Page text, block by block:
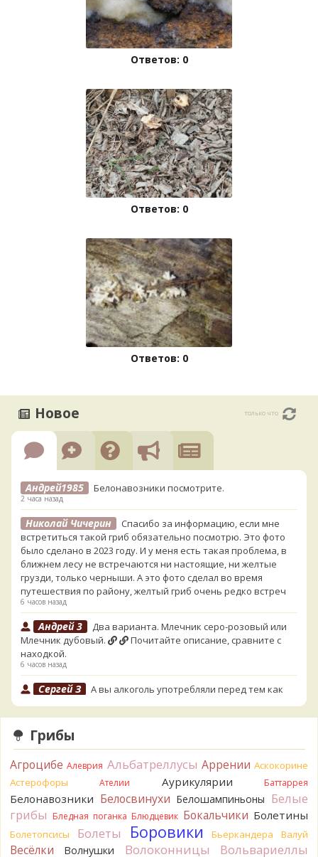
Ответов: 0
Ответов: 0
Ответов: 0
Новое только что
Андрей1985 Белонавозники посмотрите.
2 часа назад
Николай Чичерин
Спасибо за информацию, если мне
встретиться такой гриб обязательно посмотрю. Это фото
было сделано в 2023 году. И у меня есть такая проблема, в
ближнем лесу не встречаются ни настоящие, ни желтые
грузди, только черныши. А это фото сделал во время
путешествия по району, желтый гриб очень редко встреч
6 часов назад
Андрей 3
Два варианта. Млечник серо-розовый или
Млечник дубовый.
Почитайте описание, сравните с
находкой.
6 часов назад
Сергей З
А вы алкоголь употребляли перед тем как
Serj_Sf
лизнул, и пожевал, но горечи не почувствовал. Супруга
лизнула - ей горький, как таблетка. Детям тоже не горький.
То что это именно горчак сомнений нет. Но вот такие
индивидуальные вкусовые особенности.)Гриб, конечно,
выкинули.
19 часов назад
Verona Говорушка булавоногая могла бы вырасти...
19 часов назад
Грибы
Агроцибе Алеврия Альбатреллусы Аррении Аскокорине
Астерофоры
Ателии Аурикулярии Баттаррея
Белонавозники Белосвинухи Белошампиньоны Белые
грибы Бледная поганка Блюдцевик Бокальчики Болетины
Болетопсисы Болеты Боровики Бьеркандера Валуй
Весёлки Волнушки Волоконницы Вольвариеллы